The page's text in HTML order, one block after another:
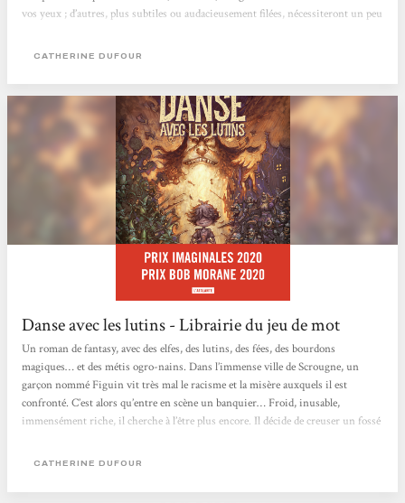
vos yeux ; d’autres, plus subtiles ou audacieusement filées, nécessiteront un peu
donc un roman de fantasy qui s’aventure hors des sentiers battus du genre. Dès
récit, suivie de...
CATHERINE DUFOUR
Danse avec les lutins - Librairie du jeu de mot
Un roman de fantasy, avec des elfes, des lutins, des fées, des bourdons
magiques… et des métis ogro-nains. Dans l’immense ville de Scrougne, un
garçon nommé Figuin vit très mal le racisme et la misère auxquels il est
confronté. C’est alors qu’entre en scène un banquier… Froid, inusable,
immensément riche, il cherche à l’être plus encore. Il décide de creuser un fossé
lui achètera des armes au passage. Il lui faut un garçon un peu paumé à
CATHERINE DUFOUR